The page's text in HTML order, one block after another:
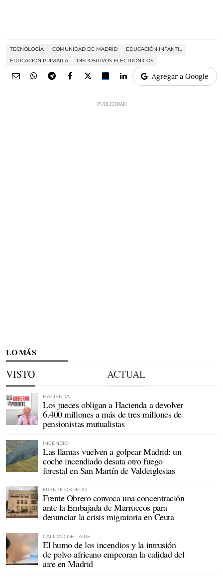
TECNOLOGÍA COMUNIDAD DE MADRID
EDUCACIÓN INFANTIL
EDUCACIÓN PRIMARIA
DISPOSITIVOS ELECTRÓNICOS
Agregar a Google
LO MÁS
VISTO ACTUAL
HACIENDA
Los jueces obligan a Hacienda a devolver
6.400 millones a más de tres millones de
pensionistas mutualistas
INCENDIO
Las llamas vuelven a golpear Madrid: un
coche incendiado desata otro fuego
forestal en San Martín de Valdeiglesias
FRENTE OBRERO
Frente Obrero convoca una concentración
ante la Embajada de Marruecos para
denunciar la crisis migratoria en Ceuta
CALIDAD DEL AIRE
El humo de los incendios y la intrusión
de polvo africano empeoran la calidad del
aire en Madrid